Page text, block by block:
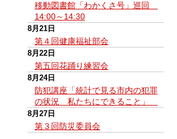
移動図書館「わかくさ号」巡回
14:00～14:30
8月21日
第４回健康福祉部会
8月22日
第五回花踊り練習会
8月24日
防犯講座「統計で見る市内の犯罪
の状況 私たちにできること」
8月27日
第３回防災委員会